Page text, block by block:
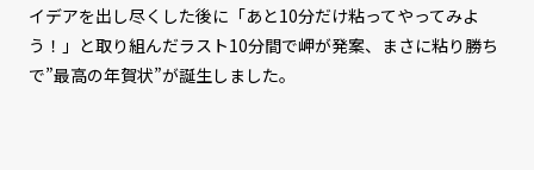
イデアを出し尽くした後に「あと10分だけ粘ってやってみよ
う！」と取り組んだラスト10分間で岬が発案、まさに粘り勝ち
で”最高の年賀状”が誕生しました。